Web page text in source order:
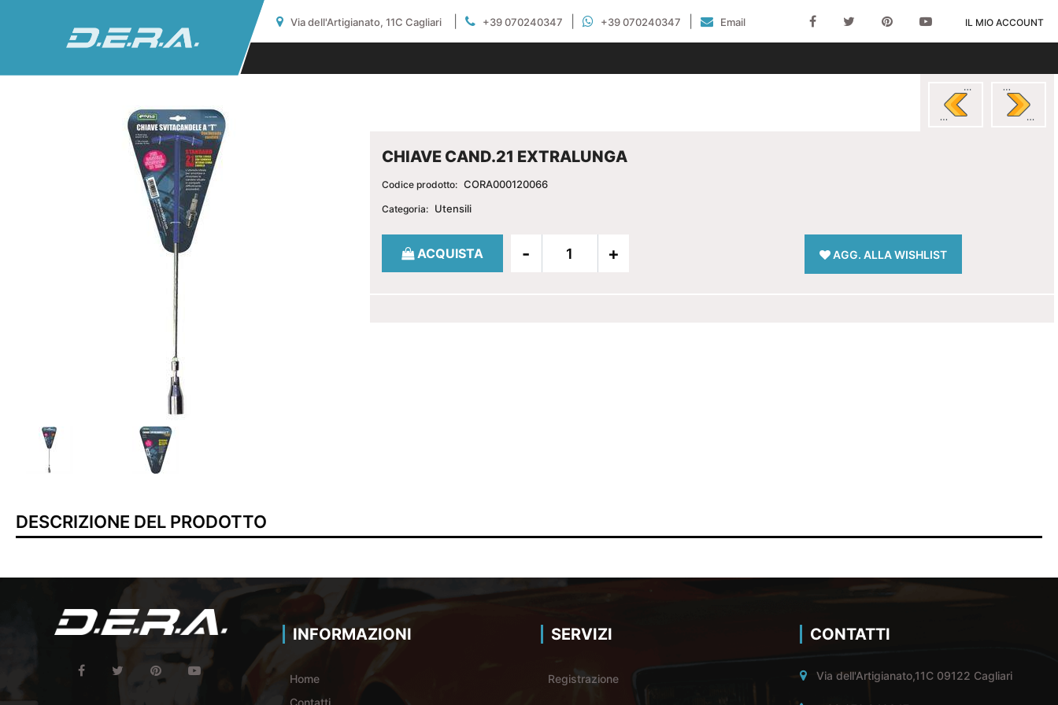
Via dell'Artigianato, 11C Cagliari +39 070240347 +39 070240347 Email IL MIO ACCOUNT
CHIAVE CAND.21 EXTRALUNGA
Codice prodotto: CORA000120066
Categoria: Utensili
Quantità
ACQUISTA AGG. ALLA WISHLIST
DESCRIZIONE DEL PRODOTTO
INFORMAZIONI
Home
SERVIZI
Registrazione
CONTATTI
Via dell'Artigianato,11C 09122 Cagliari